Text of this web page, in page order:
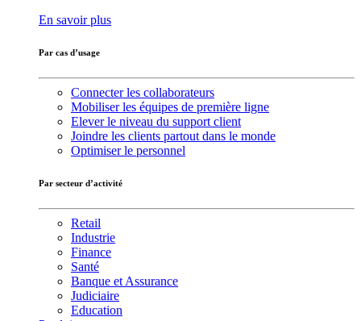
En savoir plus
Par cas d’usage
Connecter les collaborateurs
Mobiliser les équipes de première ligne
Elever le niveau du support client
Joindre les clients partout dans le monde
Optimiser le personnel
Par secteur d’activité
Retail
Industrie
Finance
Santé
Banque et Assurance
Judiciaire
Education